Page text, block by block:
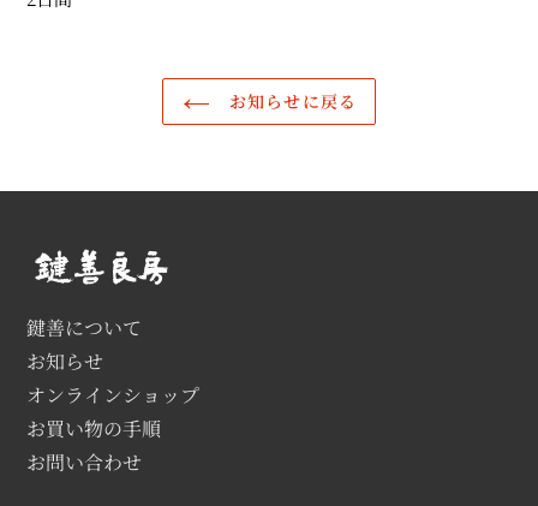
お知らせに戻る
鍵善について
お知らせ
オンラインショップ
お買い物の手順
お問い合わせ